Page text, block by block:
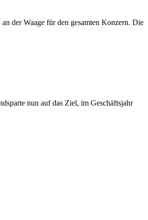
der Waage für den gesamten Konzern. Die
nun auf das Ziel, im Geschäftsjahr